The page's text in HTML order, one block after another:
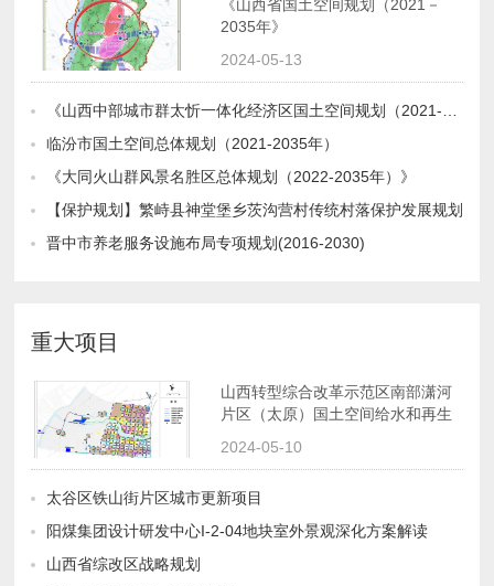
2035年》
2024-05-13
《山西中部城市群太忻一体化经济区国土空间规划（2021-2035年）》
临汾市国土空间总体规划（2021-2035年）
《大同火山群风景名胜区总体规划（2022-2035年）》
【保护规划】繁峙县神堂堡乡茨沟营村传统村落保护发展规划
晋中市养老服务设施布局专项规划(2016-2030)
重大项目
2024-05-10
太谷区铁山街片区城市更新项目
阳煤集团设计研发中心I-2-04地块室外景观深化方案解读
山西省综改区战略规划